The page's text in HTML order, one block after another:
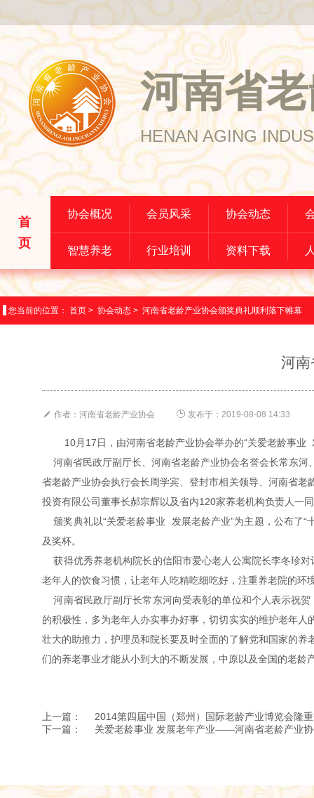
河南省
HENAN AGING
首
页
协会概况 会员风采 协会动态
智慧养老 行业培训 资料下载
您当前的位置： 首页 > 协会动态 > 河南省老龄产业协会颁奖典礼顺利落下帷幕
河南
 作者：河南省老龄产业协会  发布于：2019-08-08 14:33
10月17日，由河南省老龄产业协会举办的“关爱老龄事
河南省民政厅副厅长、河南省老龄产业协会名誉会长常东河
省老龄产业协会执行会长周学宾、登封市相关领导、河南省
投资有限公司董事长郝宗辉以及省内120家养老机构负责人一
颁奖典礼以“关爱老龄事业 发展老龄产业”为主题，公布了“
及奖杯。
获得优秀养老机构院长的信阳市爱心老人公寓院长李冬珍
老年人的饮食习惯，让老年人吃精吃细吃好，注重养老院的
河南省民政厅副厅长常东河向受表彰的单位和个人表示祝
的积极性，多为老年人办实事办好事，切切实实的维护老年
壮大的助推力，护理员和院长要及时全面的了解党和国家的
们的养老事业才能从小到大的不断发展，中原以及全国的老龄
上一篇：
2014第四届中国（郑州）国际老龄产业博览会隆
下一篇：
关爱老龄事业 发展老年产业——河南省老龄产业